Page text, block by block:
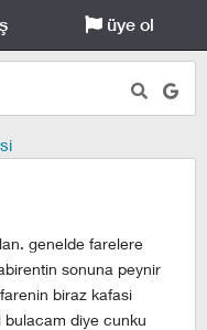
üye ol
genelde farelere
sonuna peynir
biraz kafasi
diye cunku